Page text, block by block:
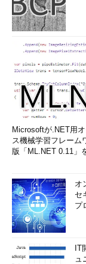
Microsoftが.NET用
ス機械学習フレーム
版「ML.NET 0.11」
オ
セ
プ
IT
ュ